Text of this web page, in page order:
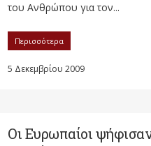
του Ανθρώπου για τον...
Περισσότερα
5 Δεκεμβρίου 2009
Οι Ευρωπαίοι